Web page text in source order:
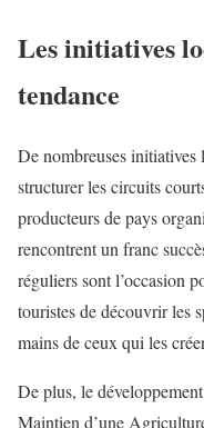
Les initiatives
tendance
De nombreuses
structurer les circuits
producteurs de pays
rencontrent un franc
réguliers sont l’occasion
touristes de découvrir les
mains de ceux qui les
De plus, le
Maintien d’une